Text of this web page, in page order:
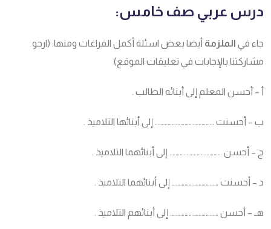
درس عربي صف خامس:
جاء في الملزمة أيضا بعض اسئلة أكمل الفراغات ومنها: (ارجو
مشاركتنا بالإجابات في تعليقات الموقع)
أ – أحسن المعلم إلى أبنائه الطالب .
ب – أحسنت …………………………………… إلى أبنائها التلاميذ .
ج – أحسن ………………………………. إلى أبنائهما التلاميذ .
د – أحسنت …………………………… إلى أبنائهما التلاميذ .
هـ – أحسن ……………………………. إلى أبنائهم التلاميذ .